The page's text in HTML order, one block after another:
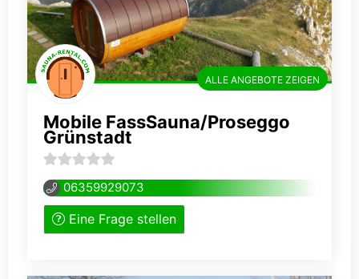
Mobile FassSauna/Proseggo
Grünstadt
0
von
06359929073
Eine Frage stellen
ALLE ANGEBOTE ZEIGEN